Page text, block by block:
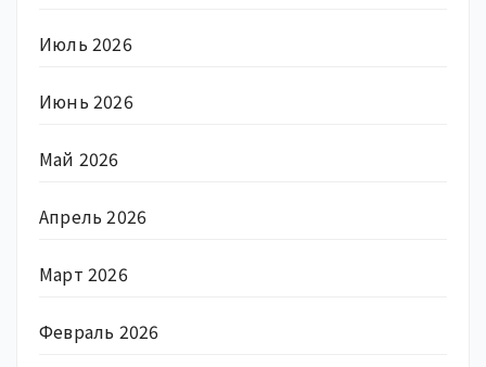
Июль 2026
Июнь 2026
Май 2026
Апрель 2026
Март 2026
Февраль 2026